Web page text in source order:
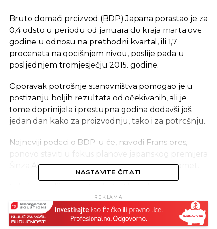
Bruto domaći proizvod (BDP) Japana porastao je za
0,4 odsto u periodu od januara do kraja marta ove
godine u odnosu na prethodni kvartal, ili 1,7
procenata na godišnjem nivou, poslije pada u
posljednjem tromjesječju 2015. godine.
Oporavak potrošnje stanovništva pomogao je u
postizanju boljih rezultata od očekivanih, ali je
tome doprinijela i prestupna godina dodavši još
jedan dan kako za proizvodnju, tako i za potrošnju.
Najnoviji podaci o BDP-u će, navodi Frans pres,
ponovo staviti u fokus planove japanskog premijera
Šinza Abea za novo povećanje poreza na promet.
podizanje ovog poreza zbog zabrinutosti da bi to
moglo da naškodi ionako krhkoj ekonomiji, i navode
kao argument to da je prethodno povećanje PDV-
NASTAVITE ČITATI
REKLAMA